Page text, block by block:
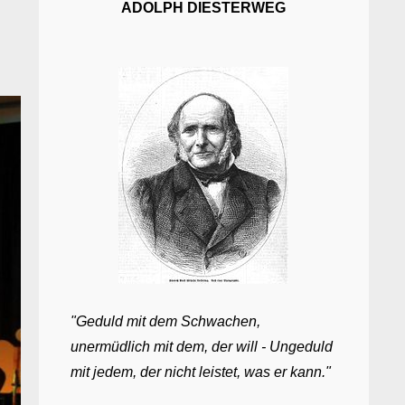
ADOLPH DIESTERWEG
"Geduld mit dem Schwachen,
unermüdlich mit dem, der will - Ungeduld
mit jedem, der nicht leistet, was er kann."